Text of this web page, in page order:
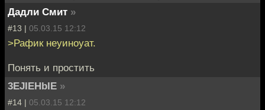
Дадли Смит »
#13 | 05.03.15 12:12
>Рафик неуиноуат.
Понять и простить
3EJIEHbIE »
#14 | 05.03.15 12:12